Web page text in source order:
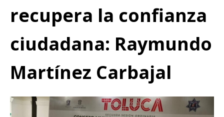
recupera la confianza
ciudadana: Raymundo
Martínez Carbajal